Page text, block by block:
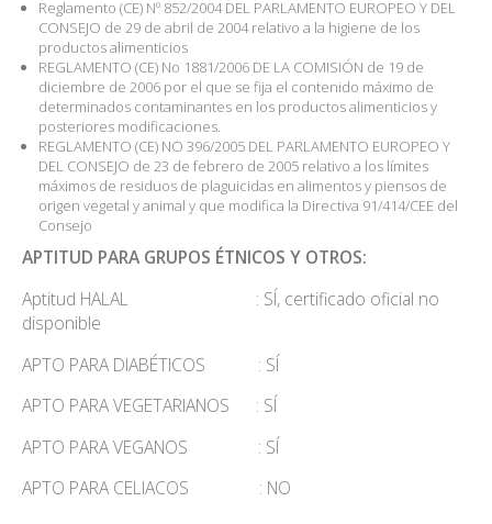
Reglamento (CE) Nº 852/2004 DEL PARLAMENTO EUROPEO Y DEL
CONSEJO de 29 de abril de 2004 relativo a la higiene de los
productos alimenticios
REGLAMENTO (CE) No 1881/2006 DE LA COMISIÓN de 19 de
diciembre de 2006 por el que se fija el contenido máximo de
determinados contaminantes en los productos alimenticios y
posteriores modificaciones.
REGLAMENTO (CE) NO 396/2005 DEL PARLAMENTO EUROPEO Y
DEL CONSEJO de 23 de febrero de 2005 relativo a los límites
máximos de residuos de plaguicidas en alimentos y piensos de
origen vegetal y animal y que modifica la Directiva 91/414/CEE del
Consejo
APTITUD PARA GRUPOS ÉTNICOS Y OTROS:
Aptitud HALAL : SÍ, certificado oficial no
disponible
APTO PARA DIABÉTICOS : SÍ
APTO PARA VEGETARIANOS : SÍ
APTO PARA VEGANOS : SÍ
APTO PARA CELIACOS : NO